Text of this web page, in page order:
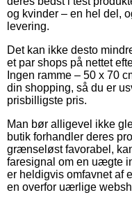
og kvinder – en hel del,
levering.
Det kan ikke desto
et par shops på nettet
Ingen ramme – 50 x 70
din shopping, så du er
prisbilligste pris.
Man bør alligevel ikke
butik forhandler deres
grænseløst favorabel,
faresignal om en uægte
er heldigvis omfavnet af
en overfor uærlige